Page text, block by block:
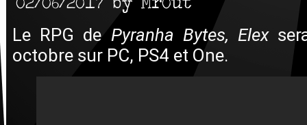
Le RPG de Pyranha Bytes, Elex
octobre sur PC, PS4 et One.